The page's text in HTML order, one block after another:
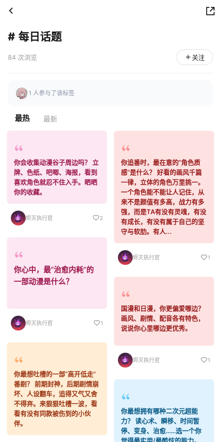
# 每日话题
84 次浏览 关注
1 人参与了该标签
最热 最新
你会收集动漫谷子周边吗？ 立
牌、色纸、吧唧、海报，看到
喜欢角色就忍不住入手。晒晒
你的收藏。
烬灭执行官 2
你追番时，最在意的“角色质
感”是什么？ 好看的画风千篇
一律，立体的角色万里挑一。
一个角色能不能让人记住，从
来不是颜值有多高，战力有多
强，而是TA有没有灵魂，有没
有成长，有没有属于自己的坚
守与软肋。有人...
烬灭执行官 1
你心中，最“治愈内耗”的
一部动漫是什么？
烬灭执行官 1
国漫和日漫，你更偏爱哪边？
画风、剧情、配音各有特色，
说说你心里哪边更优秀。
烬灭执行官 1
你最想吐槽的一部“高开低走”
番剧？ 前期封神，后期剧情崩
坏、人设翻车，追得又气又舍
不得弃。来狠狠吐槽一波，看
看有没有同款被伤到的小伙
伴。
你最想拥有哪种二次元超能
力？ 读心术、瞬移、时间暂
停、变身、治愈……选一个你